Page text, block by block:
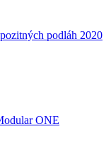
podláh 2020
ONE